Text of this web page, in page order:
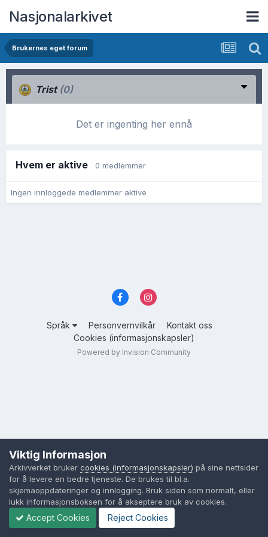
Nasjonalarkivet
Brukernes eget forum
Trist (0)
Det er ingenting her ennå
Hvem er aktive 0 medlemmer
Ingen innloggede medlemmer aktive
Språk Personvernvilkår
Kontakt oss
Cookies (informasjonskapsler)
Powered by Invision Community
Viktig Informasjon
Arkivverket bruker cookies (informasjonskapsler) på sine nettsider
for å levere en bedre tjeneste. De brukes til bl.a.
skjemaoppdateringer og innlogging. Bruk siden som normalt, eller
lukk informasjonsboksen for å akseptere bruk av cookies.
Accept Cookies Reject Cookies